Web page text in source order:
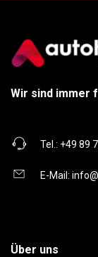
Wir sind immer
Tel.: +49 89
E-Mail:
Über uns